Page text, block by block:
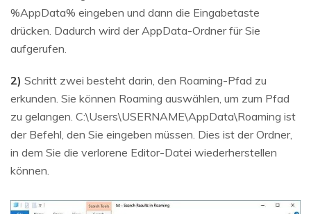
%AppData% eingeben und dann die Eingabetaste
drücken. Dadurch wird der AppData-Ordner für Sie
aufgerufen.
2) Schritt zwei besteht darin, den Roaming-Pfad zu
erkunden. Sie können Roaming auswählen, um zum Pfad
zu gelangen. C:\Users\USERNAME\AppData\Roaming ist
der Befehl, den Sie eingeben müssen. Dies ist der Ordner,
in dem Sie die verlorene Editor-Datei wiederherstellen
können.